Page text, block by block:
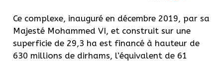
Ce complexe, inauguré en décembre 2019, par sa
Majesté Mohammed VI, et construit sur une
superficie de 29,3 ha est financé à hauteur de
630 millions de dirhams, l’équivalent de 61